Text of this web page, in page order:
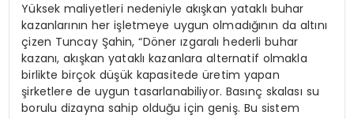
Yüksek maliyetleri nedeniyle akışkan yataklı buhar
kazanlarının her işletmeye uygun olmadığının da altını
çizen Tuncay Şahin, “Döner ızgaralı hederli buhar
kazanı, akışkan yataklı kazanlara alternatif olmakla
birlikte birçok düşük kapasitede üretim yapan
şirketlere de uygun tasarlanabiliyor. Basınç skalası su
borulu dizayna sahip olduğu için geniş. Bu sistem